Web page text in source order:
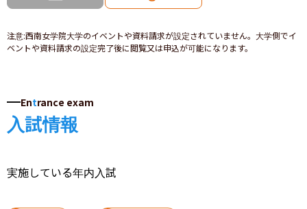
注意:西南女学院大学のイベントや資料請求が設定されていません。大学側でイ
ベントや資料請求の設定完了後に閲覧又は申込が可能になります。
Entrance exam
入試情報
実施している年内入試